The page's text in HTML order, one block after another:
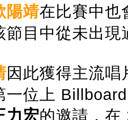
陽靖在比賽中也
節目中從未出現
因此獲得主流
一位上
力宏的邀請，在